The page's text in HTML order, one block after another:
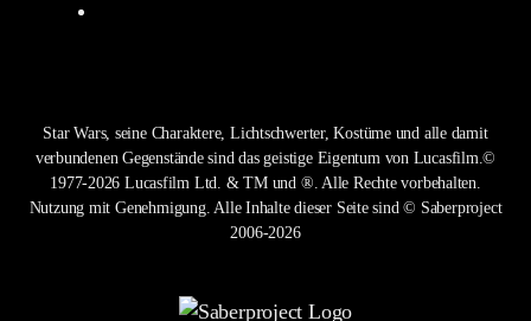
Star Wars, seine Charaktere, Lichtschwerter, Kostüme und alle damit
verbundenen Gegenstände sind das geistige Eigentum von Lucasfilm.©
1977-2026 Lucasfilm Ltd. & TM und ®. Alle Rechte vorbehalten.
Nutzung mit Genehmigung. Alle Inhalte dieser Seite sind © Saberproject
2006-2026